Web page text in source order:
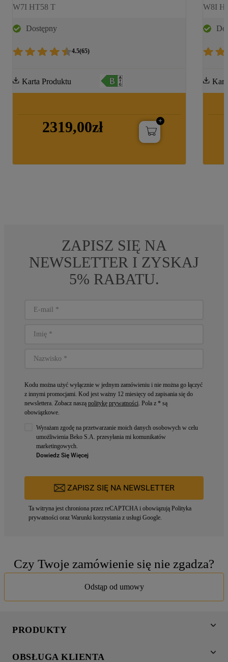
PEŁNOWYMIAROWA - W7I HT58 T
W7I HT58 T
Dostępny
4.5(65)
Karta Produktu
2319,00zł
W8I
ZAPISZ SIĘ NA
NEWSLETTER I ZYSKAJ
5% RABATU.
Kodu można użyć wyłącznie w jednym zamówieniu i nie można go łączyć
z innymi promocjami. Kod jest ważny 12 miesięcy od zapisania się do
newslettera. Zobacz naszą politykę prywatności. Pola z * są
obowiązkowe.
Wyrażam zgodę na przetwarzanie moich danych osobowych w celu
umożliwienia Beko S.A. przesyłania mi komunikatów
marketingowych.
Dowiedz Się Więcej
ZAPISZ SIĘ NA NEWSLETTER
Ta witryna jest chroniona przez reCAPTCHA i obowiązują Polityka
prywatności oraz Warunki korzystania z usługi Google.
Czy Twoje zamówienie się nie zgadza?
Odstąp od umowy
PRODUKTY
OBSŁUGA KLIENTA